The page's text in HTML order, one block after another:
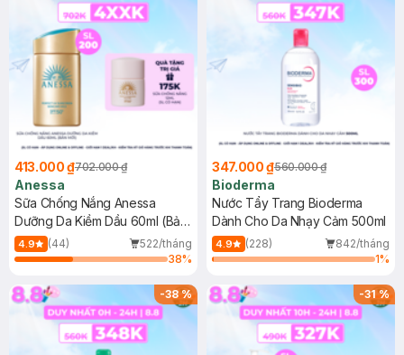
413.000 ₫702.000 ₫
Anessa
Sữa Chống Nắng Anessa
Dưỡng Da Kiềm Dầu 60ml (Bản
Mới)
4.9 (44)
522/tháng
38%
347.000 ₫560.000 ₫
Bioderma
Nước Tẩy Trang Bioderma
Dành Cho Da Nhạy Cảm 500ml
4.9 (228)
842/tháng
1%
-38% -31%